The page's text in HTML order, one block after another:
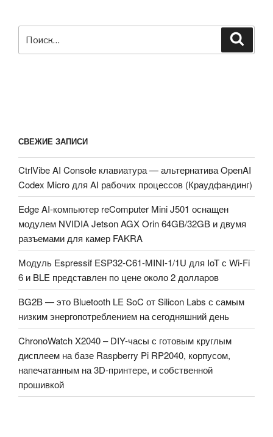
или
Jetson»
СВЕЖИЕ ЗАПИСИ
CtrlVibe AI Console клавиатура — альтернатива OpenAI
Codex Micro для AI рабочих процессов (Краудфандинг)
Edge AI-компьютер reComputer Mini J501 оснащен
модулем NVIDIA Jetson AGX Orin 64GB/32GB и двумя
разъемами для камер FAKRA
Модуль Espressif ESP32-C61-MINI-1/1U для IoT с Wi-Fi
6 и BLE представлен по цене около 2 долларов
BG2B — это Bluetooth LE SoC от Silicon Labs с самым
низким энергопотреблением на сегодняшний день
ChronoWatch X2040 – DIY-часы с готовым круглым
дисплеем на базе Raspberry Pi RP2040, корпусом,
напечатанным на 3D-принтере, и собственной
прошивкой